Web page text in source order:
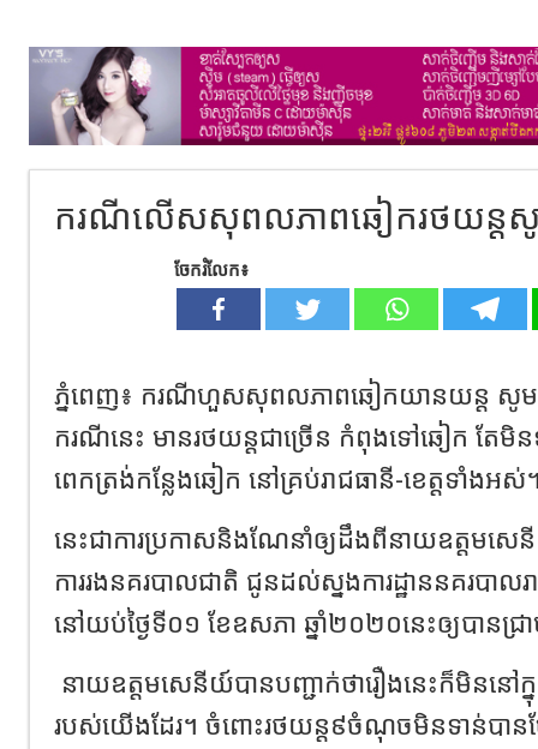
ករណីលើសសុពលភាពឆៀករថយន្ត
ចែករំលែក៖
ភ្នំពេញ៖ ករណីហួសសុពលភាពឆៀកយានយន្ត សូ
ករណីនេះ មានរថយន្តជាច្រើន កំពុងទៅឆៀក តែមិ
ពេកត្រង់កន្លែងឆៀក នៅគ្រប់រាជធានី-ខេត្តទាំងអស់
នេះជាការប្រកាសនិងណែនាំឲ្យដឹងពីនាយឧត្តមស
ការរងនគរបាលជាតិ ជូនដល់ស្នងការដ្ឋាននគរបាល
នៅយប់ថ្ងៃទី០១ ខែឧសភា ឆ្នាំ២០២០នេះឲ្យបានជ្រ
នាយឧត្តមសេនីយ៍បានបញ្ជាក់ថារឿងនេះក៏មិននៅក្នុ
របស់យើងដែរ។ ចំពោះរថយន្ត៩ចំណុចមិនទាន់បាន